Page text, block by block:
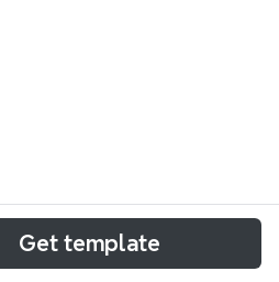
template organiza os
morfologia da língua
Get template